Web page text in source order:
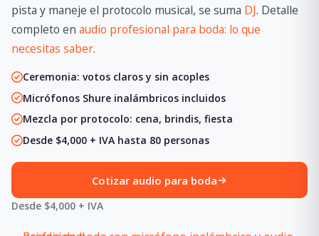
pista y maneje el protocolo musical, se suma DJ. Detalle
completo en audio profesional para boda: lo que
necesitas saber.
Ceremonia: votos claros y sin acoples
Micrófonos Shure inalámbricos incluidos
Mezcla por protocolo: cena, brindis, fiesta
Desde $4,000 + IVA hasta 80 personas
Cotizar audio para boda
Desde $4,000 + IVA